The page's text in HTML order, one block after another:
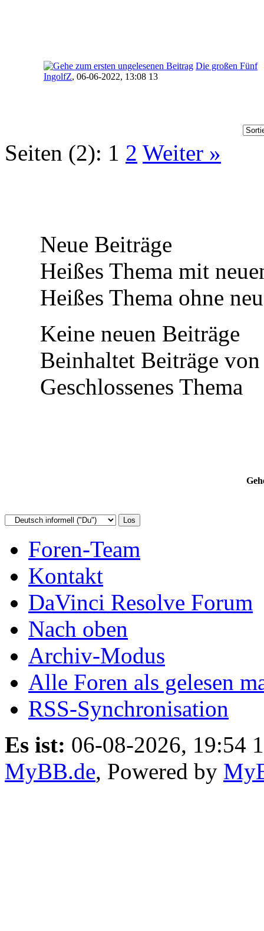
Die großen Fünf
IngolfZ, 06-06-2022, 13:08 13
Seiten (2): 1 2 Weiter »
Neue Beiträge
Heißes Thema mit
Heißes Thema ohne
Keine neuen Beiträge
Beinhaltet Beiträge
Geschlossenes Thema
Foren-Team
Kontakt
DaVinci Resolve Forum
Nach oben
Archiv-Modus
Alle Foren als gelesen
RSS-Synchronisation
Es ist: 06-08-2026, 19:54
MyBB.de, Powered by